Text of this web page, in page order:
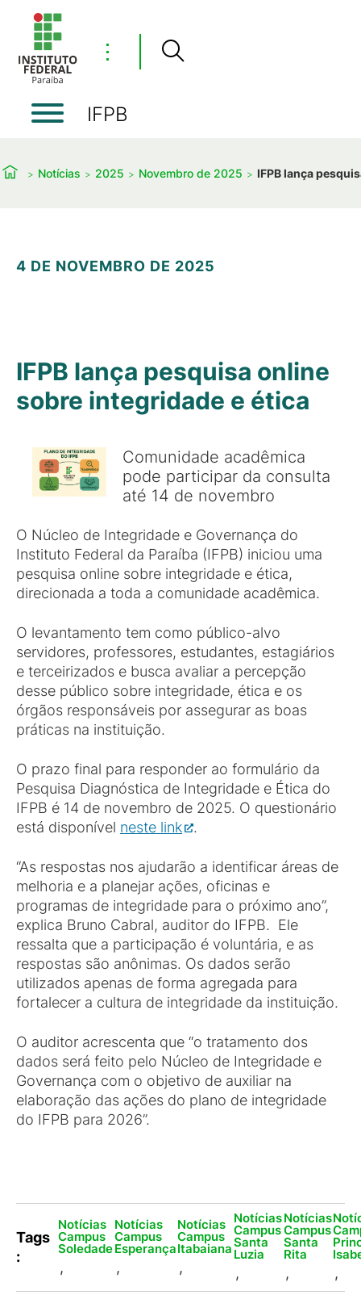
⋮
IFPB
Notícias 2025 Novembro de 2025 IFPB lança
4 DE NOVEMBRO DE 2025
IFPB lança pesquisa online
sobre integridade e ética
Comunidade acadêmica
pode participar da consulta
até 14 de novembro
O Núcleo de Integridade e Governança do
Instituto Federal da Paraíba (IFPB) iniciou uma
pesquisa online sobre integridade e ética,
direcionada a toda a comunidade acadêmica.
O levantamento tem como público-alvo
servidores, professores, estudantes, estagiários
e terceirizados e busca avaliar a percepção
desse público sobre integridade, ética e os
órgãos responsáveis por assegurar as boas
práticas na instituição.
O prazo final para responder ao formulário da
Pesquisa Diagnóstica de Integridade e Ética do
IFPB é 14 de novembro de 2025. O questionário
está disponível neste link .
“As respostas nos ajudarão a identificar áreas de
melhoria e a planejar ações, oficinas e
programas de integridade para o próximo ano”,
explica Bruno Cabral, auditor do IFPB. Ele
ressalta que a participação é voluntária, e as
respostas são anônimas. Os dados serão
utilizados apenas de forma agregada para
fortalecer a cultura de integridade da instituição.
O auditor acrescenta que “o tratamento dos
dados será feito pelo Núcleo de Integridade e
Governança com o objetivo de auxiliar na
elaboração das ações do plano de integridade
do IFPB para 2026”.
Tags
:
Notícias
Campus
Soledade
,
Notícias
Campus
Esperança
,
Notícias
Campus
Itabaiana
,
Notícias
Campus
Santa
Luzia
,
Notícias
Campus
Santa
Rita
, ,